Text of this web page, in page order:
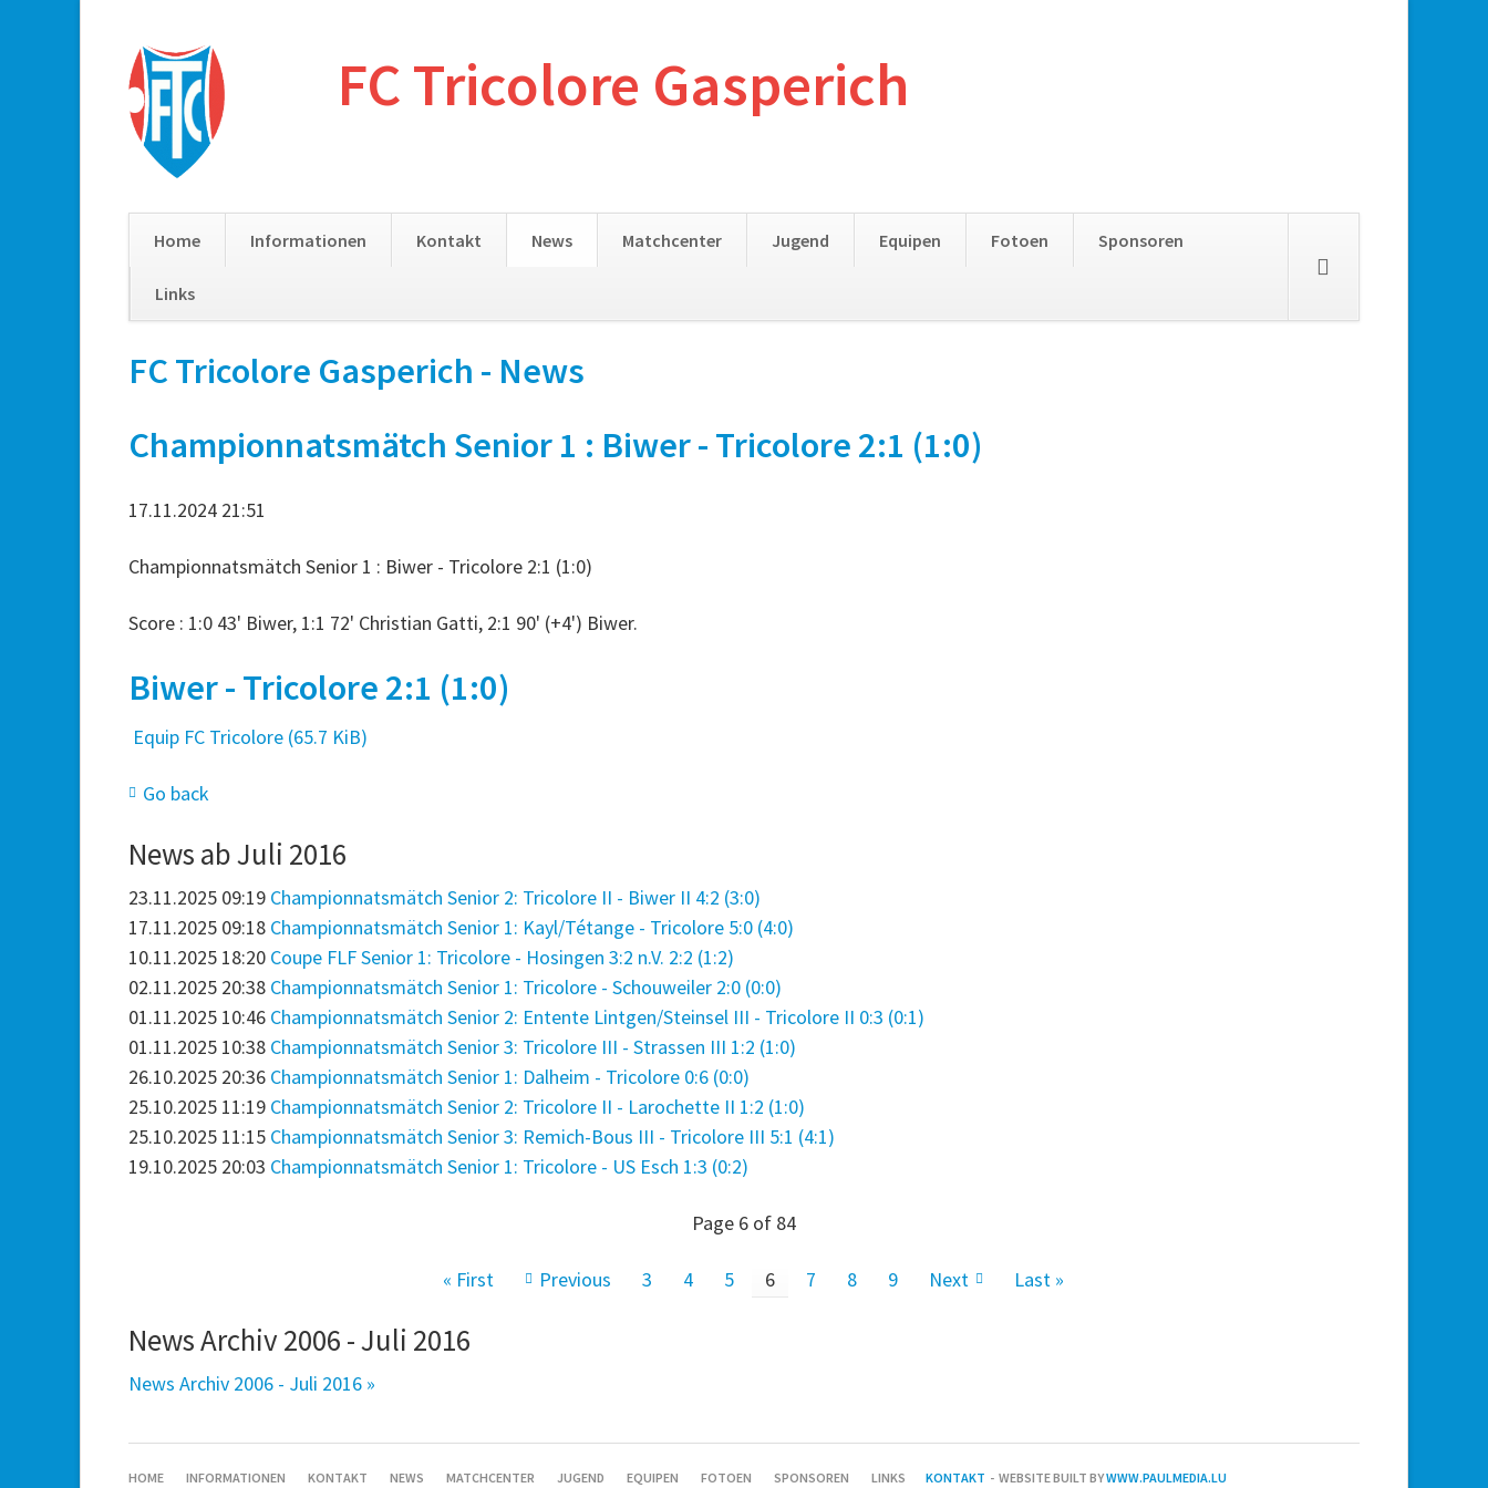
FC Tricolore Gasperich
Home Informationen Kontakt News Matchcenter Jugend Equipen Fotoen Sponsoren
Links
navigation
FC Tricolore Gasperich - News
Championnatsmätch Senior 1 : Biwer - Tricolore 2:1 (1:0)
17.11.2024 21:51
Championnatsmätch Senior 1 : Biwer - Tricolore 2:1 (1:0)
Score : 1:0 43' Biwer, 1:1 72' Christian Gatti, 2:1 90' (+4') Biwer.
Biwer - Tricolore 2:1 (1:0)
Equip FC Tricolore (65.7 KiB)
Go back
News ab Juli 2016
23.11.2025 09:19 Championnatsmätch Senior 2: Tricolore II - Biwer II 4:2 (3:0)
17.11.2025 09:18 Championnatsmätch Senior 1: Kayl/Tétange - Tricolore 5:0 (4:0)
10.11.2025 18:20 Coupe FLF Senior 1: Tricolore - Hosingen 3:2 n.V. 2:2 (1:2)
02.11.2025 20:38 Championnatsmätch Senior 1: Tricolore - Schouweiler 2:0 (0:0)
01.11.2025 10:46 Championnatsmätch Senior 2: Entente Lintgen/Steinsel III - Tricolore II 0:3 (0:1)
01.11.2025 10:38 Championnatsmätch Senior 3: Tricolore III - Strassen III 1:2 (1:0)
26.10.2025 20:36 Championnatsmätch Senior 1: Dalheim - Tricolore 0:6 (0:0)
25.10.2025 11:19 Championnatsmätch Senior 2: Tricolore II - Larochette II 1:2 (1:0)
25.10.2025 11:15 Championnatsmätch Senior 3: Remich-Bous III - Tricolore III 5:1 (4:1)
19.10.2025 20:03 Championnatsmätch Senior 1: Tricolore - US Esch 1:3 (0:2)
Page 6 of 84
« First Previous 3 4 5 6 7 8 9 Next Last »
News Archiv 2006 - Juli 2016
News Archiv 2006 - Juli 2016 »
SKIP
HOME INFORMATIONEN KONTAKT NEWS MATCHCENTER JUGEND EQUIPEN FOTOEN SPONSOREN LINKS KONTAKT - WEBSITE BUILT BYWWW.PAULMEDIA.LU